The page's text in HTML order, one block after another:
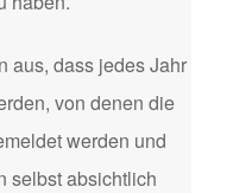
aus, dass jedes Jahr
von denen die
werden und
selbst absichtlich